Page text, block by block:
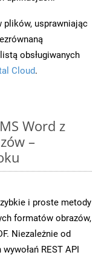
plików, usprawniając
obsługiwanych
Cloud.
Word z
–
i proste metody
formatów obrazów,
Niezależnie od
REST API